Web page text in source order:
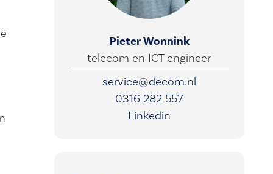
Pieter Wonnink
telecom en ICT engineer
service@decom.nl
0316 282 557
Linkedin